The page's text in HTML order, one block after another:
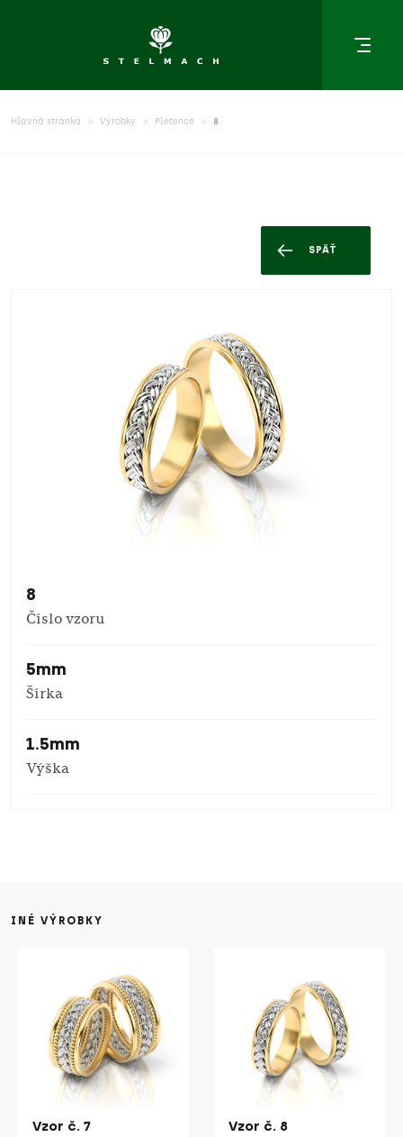
Hlavná stránka Výrobky Pletence 8
SPÄŤ
8
Číslo vzoru
5mm
Šírka
1.5mm
Výška
INÉ VÝROBKY
Vzor č. 7 Vzor č. 8